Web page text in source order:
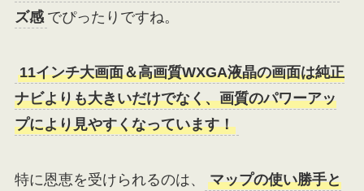
ズ感 でぴったりですね。
11インチ大画面＆高画質WXGA液晶の画面は純正
ナビよりも大きいだけでなく、画質のパワーアッ
プにより見やすくなっています！
特に恩恵を受けられるのは、
マップの使い勝手と